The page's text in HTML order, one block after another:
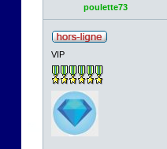
poulette73
VIP